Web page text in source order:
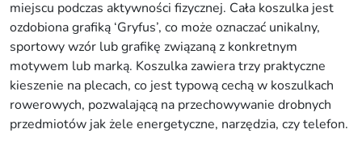
e
r
s
j
a
m
ę
miejscu podczas aktywności fizycznej. Cała koszulka jest
ozdobiona grafiką ‘Gryfus’, co może oznaczać unikalny,
sportowy wzór lub grafikę związaną z konkretnym
motywem lub marką. Koszulka zawiera trzy praktyczne
kieszenie na plecach, co jest typową cechą w koszulkach
rowerowych, pozwalającą na przechowywanie drobnych
przedmiotów jak żele energetyczne, narzędzia, czy telefon.